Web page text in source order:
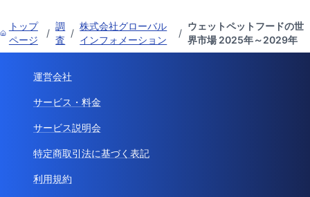
トップ
ページ
/
調
査
/
株式会社グローバル
インフォメーション
/
ウェットペットフードの世
界市場 2025年～2029年
運営会社
サービス・料金
サービス説明会
特定商取引法に基づく表記
利用規約